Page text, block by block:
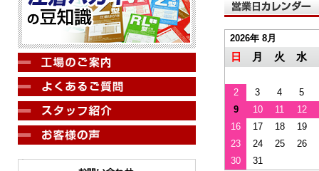
2026年 8月
日 月 火 水
2 3 4
5
9
10 11
12
16
17 18
19
23
24 25
26
30
31